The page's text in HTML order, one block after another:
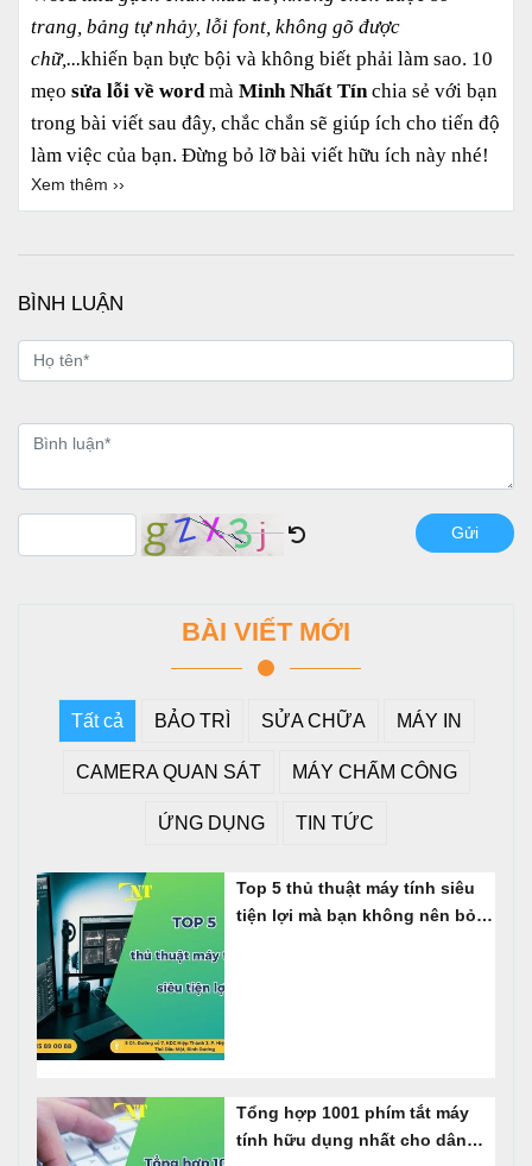
trang, bảng tự nhảy, lỗi font, không gõ được
chữ,...khiến bạn bực bội và không biết phải làm sao. 10
mẹo sửa lỗi về word mà Minh Nhất Tín chia sẻ với bạn
trong bài viết sau đây, chắc chắn sẽ giúp ích cho tiến độ
làm việc của bạn. Đừng bỏ lỡ bài viết hữu ích này nhé!
Xem thêm ››
BÌNH LUẬN
Gửi
BÀI VIẾT MỚI
Tất cả BẢO TRÌ SỬA CHỮA MÁY IN
CAMERA QUAN SÁT MÁY CHẤM CÔNG
ỨNG DỤNG TIN TỨC
Top 5 thủ thuật máy tính siêu
tiện lợi mà bạn không nên bỏ
Tổng hợp 1001 phím tắt máy
tính hữu dụng nhất cho dân